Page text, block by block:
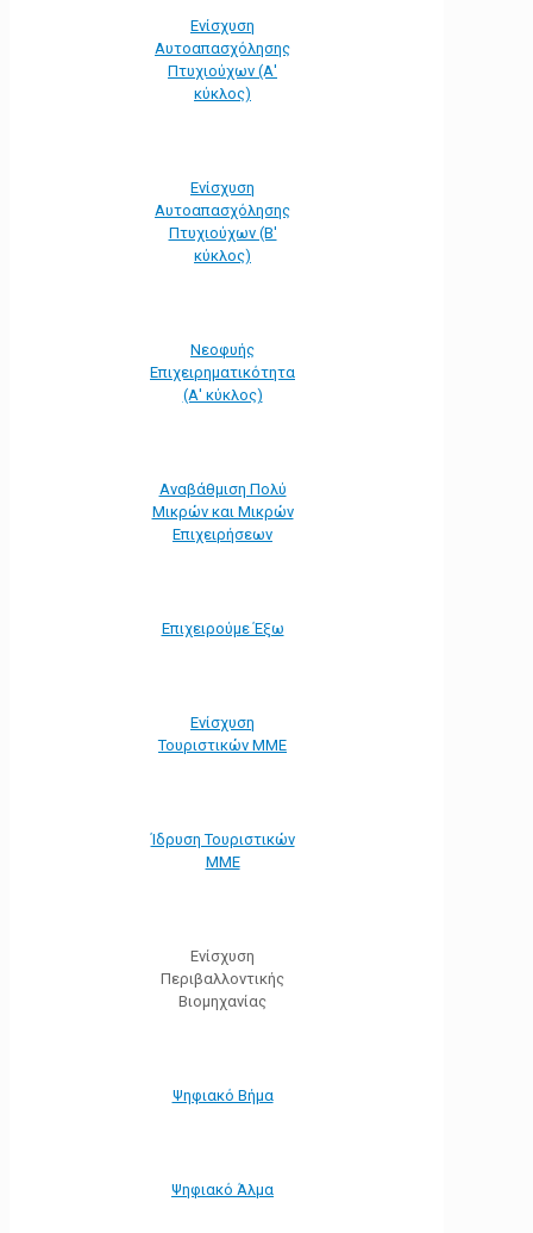
Ενίσχυση
Αυτοαπασχόλησης
Πτυχιούχων (Α'
κύκλος)
Ενίσχυση
Αυτοαπασχόλησης
Πτυχιούχων (Β'
κύκλος)
Νεοφυής
Επιχειρηματικότητα
(Α' κύκλος)
Αναβάθμιση Πολύ
Μικρών και Μικρών
Επιχειρήσεων
Επιχειρούμε Έξω
Ενίσχυση
Τουριστικών ΜΜΕ
Ίδρυση Τουριστικών
ΜΜΕ
Ενίσχυση
Περιβαλλοντικής
Βιομηχανίας
Ψηφιακό Βήμα
Ψηφιακό Άλμα